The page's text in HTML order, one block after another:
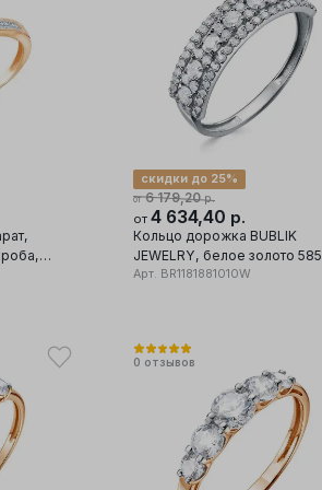
от6 179,20р.
скидки до 25%
от 4 634,40 р.
Кольцо дорожка BUBLIK
JEWELRY, белое золото 585
проба, вставка бриллиант
Арт. BR1181881010W
0 отзывов